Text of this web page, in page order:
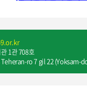
1관 708호
ro 7 gil 22 (Yoksam-